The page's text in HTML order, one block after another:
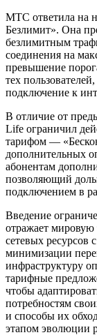
МТС ответила на
Безлимит». Она
безлимитным
соединения на
превышение
тех
подключение к
В отличие от
Life ограничил
тарифом —
дополнительных
абонентам
позволяющий
подключением в
Введение
отражает мировую
сетевых ресурсов
минимизации
инфраструктуру
тарифные
чтобы
потребностям
и способы их
этапом эволюции